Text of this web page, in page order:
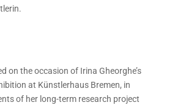
on the occasion of Irina Gheorghe’s
at Künstlerhaus Bremen, in
of her long-term research project